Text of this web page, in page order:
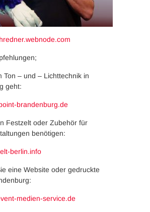
Ton – und – Lichttechnik in
geht:
brandenburg.de
Festzelt oder Zubehör für
benötigen:
berlin.info
eine Website oder gedruckte
medien-service.de